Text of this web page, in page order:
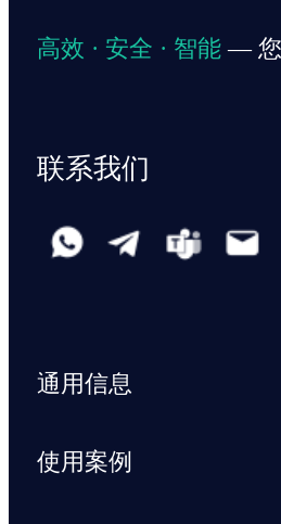
高效 · 安全 · 智能— 您
联系我们
通用信息
使用案例